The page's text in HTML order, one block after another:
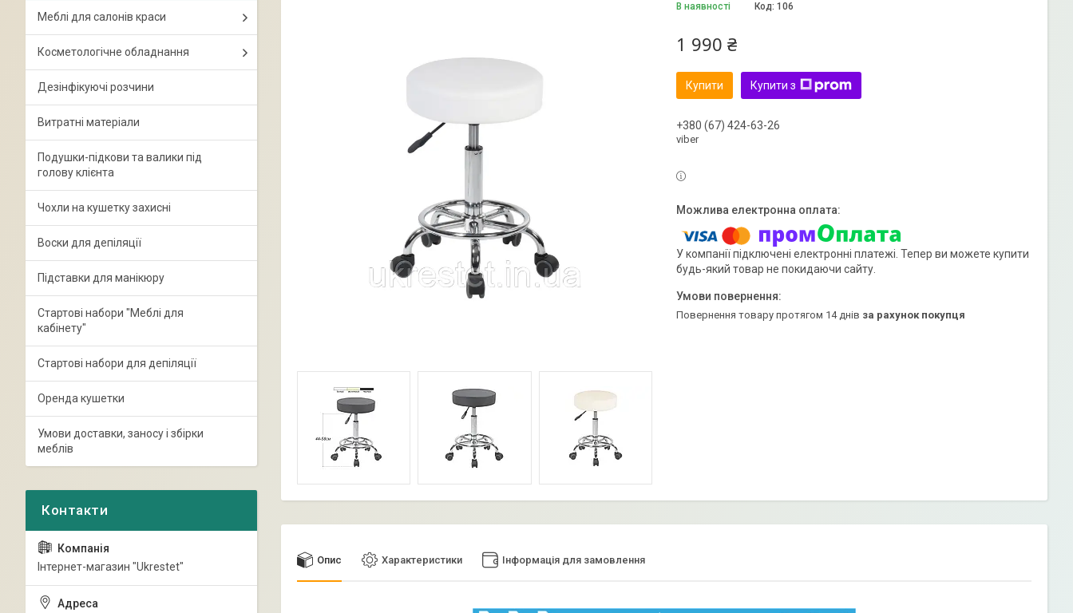
В наявності Код: 106
1 990 ₴
Купити Купити з
+380 (67) 424-63-26
viber
У компанії підключені електронні платежі. Тепер ви можете купити
будь-який товар не покидаючи сайту.
повернення товару протягом 14 днів за рахунок покупця
Опис Характеристики Інформація для замовлення
Меблі для салонів краси
Косметологічне обладнання
Дезінфікуючі розчини
Витратні матеріали
Подушки-підкови та валики під
голову клієнта
Чохли на кушетку захисні
Воски для депіляції
Підставки для манікюру
Стартові набори "Меблі для
кабінету"
Стартові набори для депіляції
Оренда кушетки
Умови доставки, заносу і збірки
меблів
Інтернет-магазин "Ukrestet"